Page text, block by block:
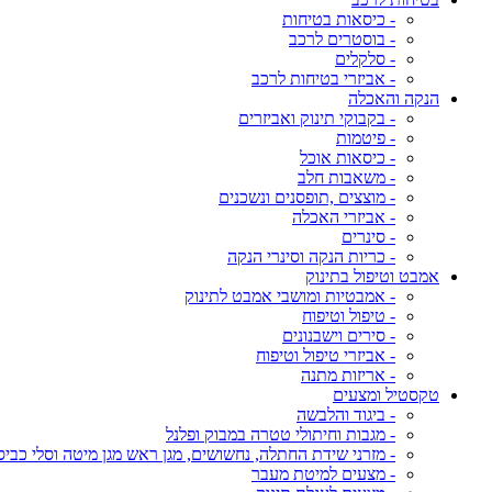
- כיסאות בטיחות
- בוסטרים לרכב
- סלקלים
- אביזרי בטיחות לרכב
הנקה והאכלה
- בקבוקי תינוק ואביזרים
- פיטמות
- כיסאות אוכל
- משאבות חלב
- מוצצים ,תופסנים ונשכנים
- אביזרי האכלה
- סינרים
- כריות הנקה וסינרי הנקה
אמבט וטיפול בתינוק
- אמבטיות ומושבי אמבט לתינוק
- טיפול וטיפוח
- סירים וישבנונים
- אביזרי טיפול וטיפוח
- אריזות מתנה
טקסטיל ומצעים
- ביגוד והלבשה
- מגבות וחיתולי טטרה במבוק ופלנל
- מזרני שידת החתלה, נחשושים, מגן ראש מגן מיטה וסלי
- מצעים למיטת מעבר